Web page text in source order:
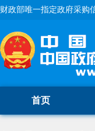
财政部唯一指定政府采购
首页